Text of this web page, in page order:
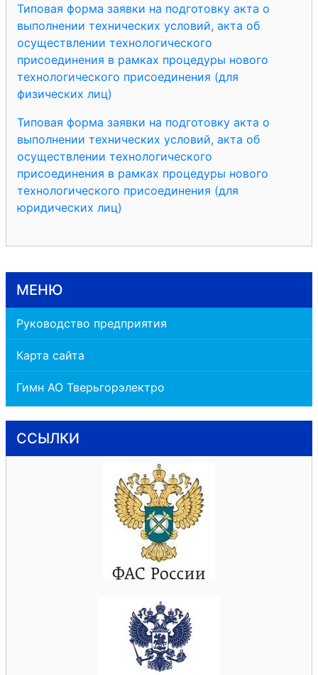
Типовая форма заявки на подготовку акта о
выполнении технических условий, акта об
осуществлении технологического
присоединения в рамках процедуры нового
технологического присоединения (для
физических лиц)
Типовая форма заявки на подготовку акта о
выполнении технических условий, акта об
осуществлении технологического
присоединения в рамках процедуры нового
технологического присоединения (для
юридических лиц)
МЕНЮ
Руководство предприятия
Карта сайта
Гимн АО Тверьгорэлектро
ССЫЛКИ